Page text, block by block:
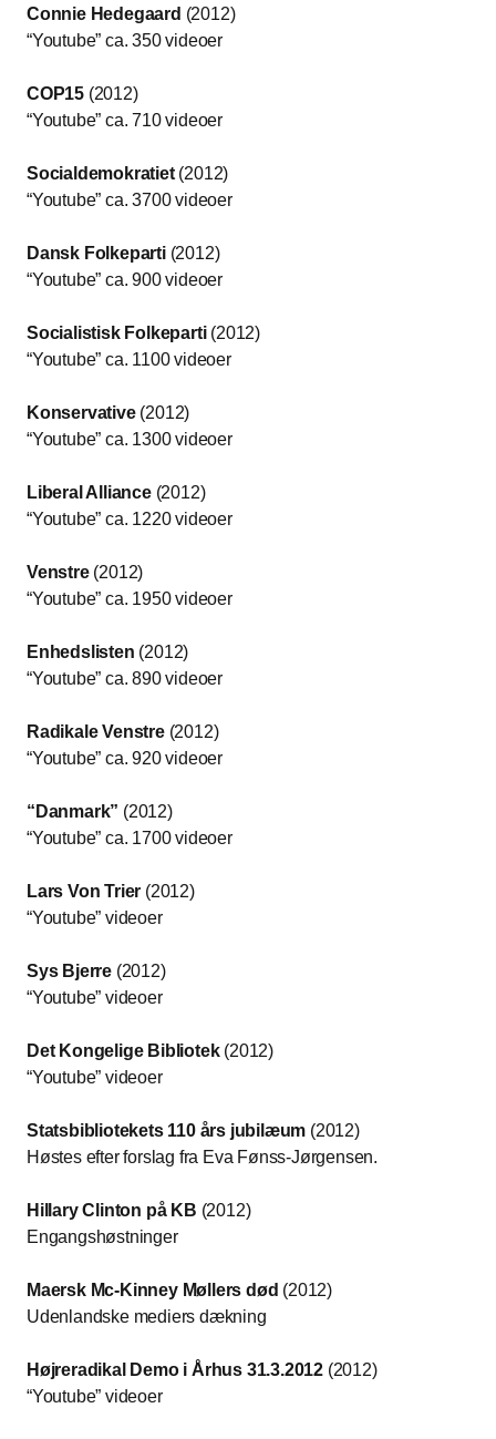
Connie Hedegaard (2012)
“Youtube” ca. 350 videoer
COP15 (2012)
“Youtube” ca. 710 videoer
Socialdemokratiet(2012)
“Youtube” ca. 3700 videoer
Dansk Folkeparti(2012)
“Youtube” ca. 900 videoer
Socialistisk Folkeparti(2012)
“Youtube” ca. 1100 videoer
Konservative(2012)
“Youtube” ca. 1300 videoer
Liberal Alliance(2012)
“Youtube” ca. 1220 videoer
Venstre(2012)
“Youtube” ca. 1950 videoer
Enhedslisten (2012)
“Youtube” ca. 890 videoer
Radikale Venstre(2012)
“Youtube” ca. 920 videoer
“Danmark” (2012)
“Youtube” ca. 1700 videoer
Lars Von Trier (2012)
“Youtube” videoer
Sys Bjerre (2012)
“Youtube” videoer
Det Kongelige Bibliotek(2012)
“Youtube” videoer
Statsbibliotekets 110 års jubilæum (2012)
Høstes efter forslag fra Eva Fønss-Jørgensen.
Hillary Clinton på KB (2012)
Engangshøstninger
Maersk Mc-Kinney Møllers død (2012)
Udenlandske mediers dækning
Højreradikal Demo i Århus 31.3.2012 (2012)
“Youtube” videoer